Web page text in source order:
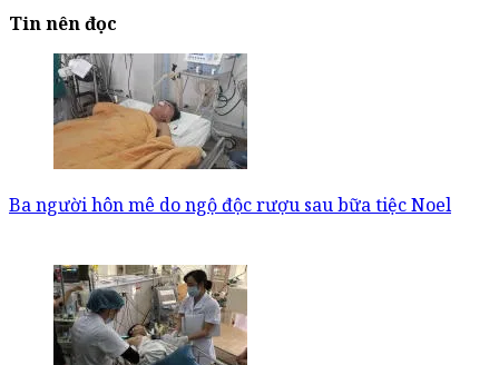
Tin nên đọc
Ba người hôn mê do ngộ độc rượu sau bữa tiệc Noel